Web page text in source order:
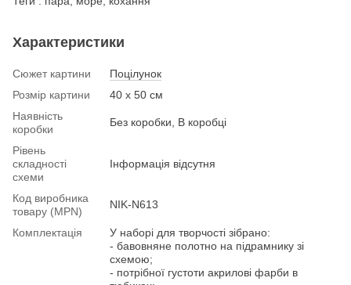
Характеристики
Сюжет картини
Поцілунок
Розмір картини
40 х 50 см
Наявність
коробки
Без коробки, В коробці
Рівень
складності
схеми
Інформація відсутня
Код виробника
товару (MPN)
NIK-N613
Комплектація
У наборі для творчості зібрано:
- бавовняне полотно на підрамнику зі
схемою;
- потрібної густоти акрилові фарби в